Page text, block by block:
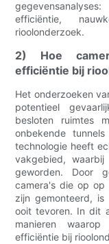
efficiëntie,
rioolonderzoek.
2) Hoe
efficiëntie bij
Het onderzoeken
potentieel
besloten ruimtes
onbekende
technologie heeft
vakgebied, waarbij
geworden. Door
camera's die op op
zijn gemonteerd, is
ooit tevoren. In dit
manieren
efficiëntie bij